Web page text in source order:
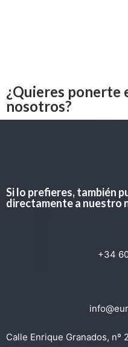
¿Quieres ponerte
nosotros?
Si lo prefieres, también
directamente a nuestro
+34
Calle Enrique Granados, nº